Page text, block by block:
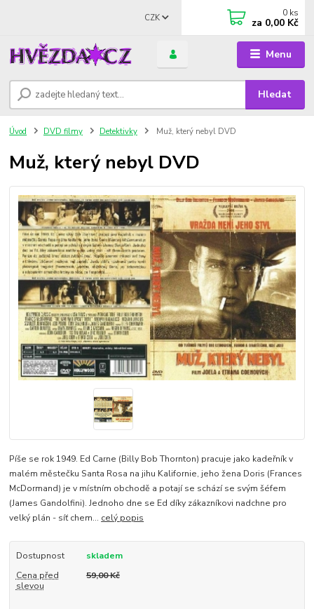
Menu
CZK
Hledat
0 ks
za 0,00 Kč
Úvod DVD filmy Detektivky Muž, který nebyl DVD
Muž, který nebyl DVD
Píše se rok 1949. Ed Carne (Billy Bob Thornton) pracuje jako kadeřník v
malém městečku Santa Rosa na jihu Kalifornie, jeho žena Doris (Frances
McDormand) je v místním obchodě a potají se schází se svým šéfem
(James Gandolfini). Jednoho dne se Ed díky zákazníkovi nadchne pro
velký plán - síť chem... celý popis
Dostupnost
skladem
Cena před
slevou
59,00 Kč